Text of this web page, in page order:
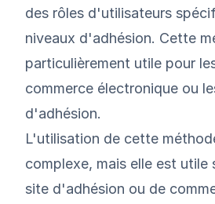
des rôles d'utilisateurs
niveaux d'adhésion. Cette
particulièrement utile pour
commerce électronique ou
d'adhésion.
L'utilisation de cette
complexe, mais elle est utile
site d'adhésion ou de